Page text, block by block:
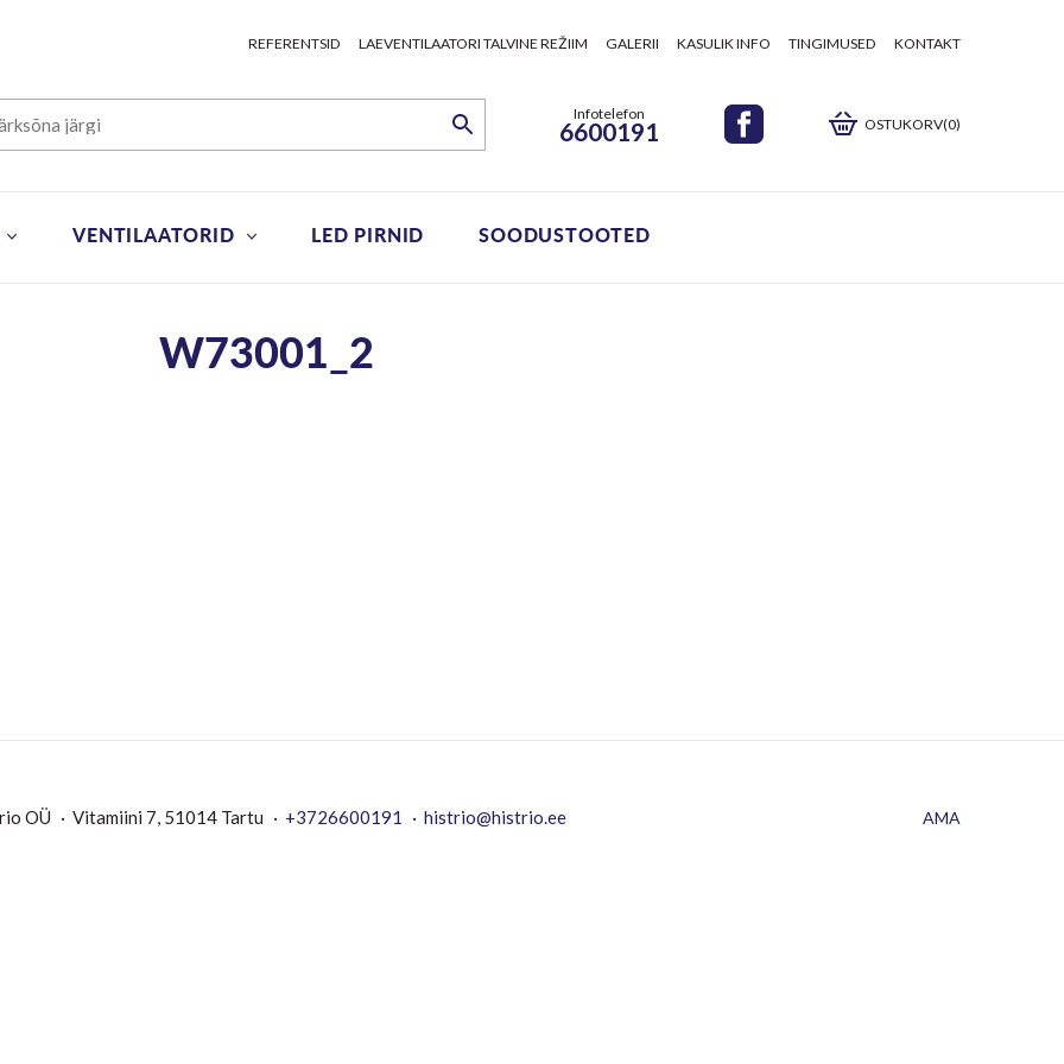
REFERENTSID LAEVENTILAATORI TALVINE REŽIIM GALERII KASULIK INFO TINGIMUSED KONTAKT
Infotelefon
6600191 OSTUKORV(0)
VENTILAATORID LED PIRNID SOODUSTOOTED
W73001_2
OÜ Vitamiini 7, 51014 Tartu +3726600191 histrio@histrio.ee AMA